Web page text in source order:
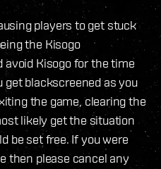
players to get stuck
the Kisogo
avoid Kisogo for the time
get blackscreened as you
the game, clearing the
likely get the situation
be set free. If you were
then please cancel any